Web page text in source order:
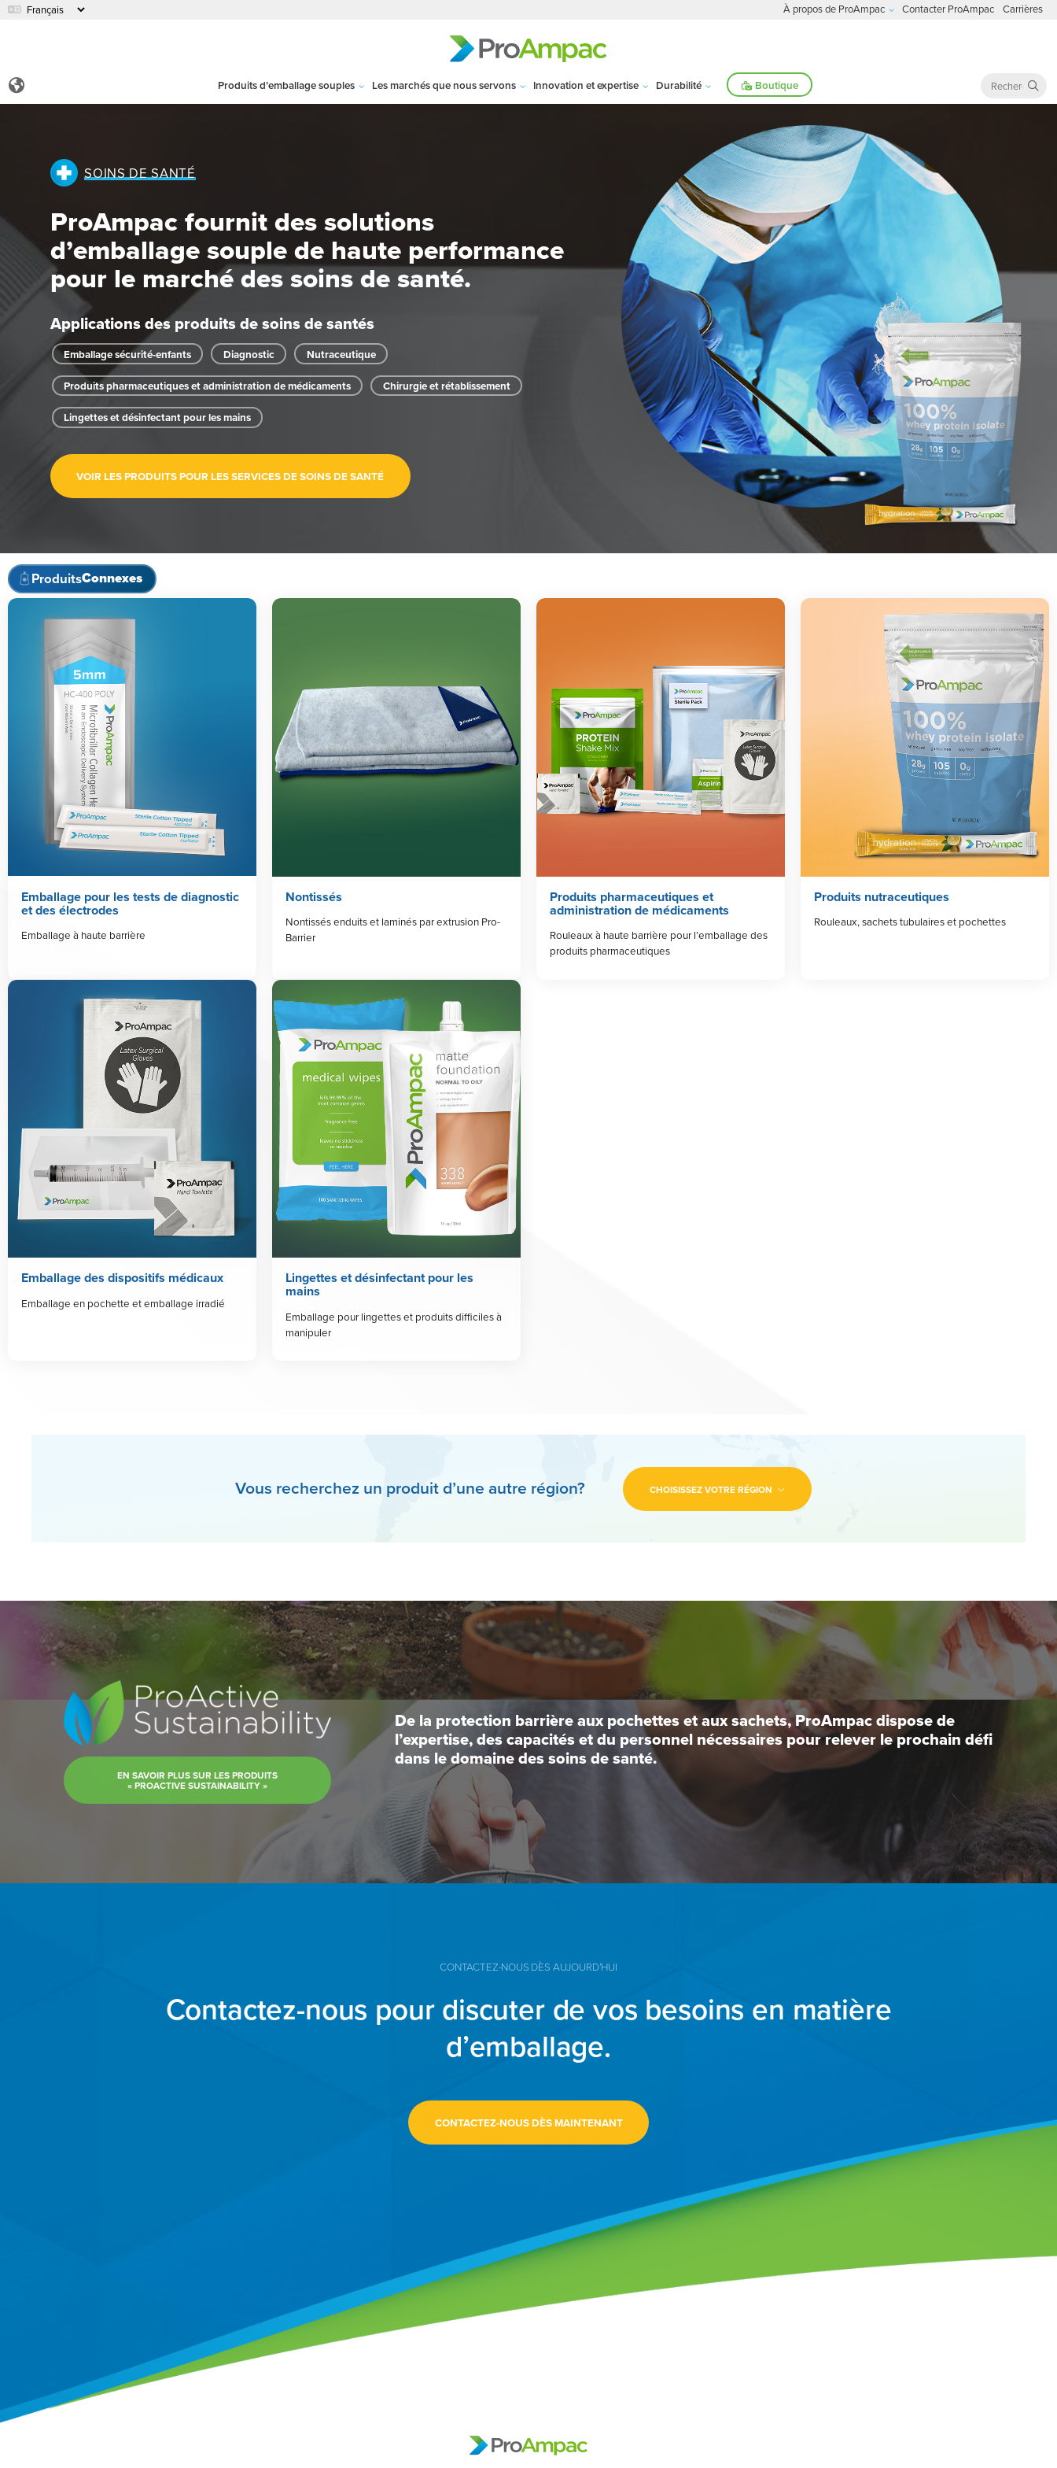
Produits d’emballage souples Les marchés que nous servons Innovation et expertise Durabilité Boutique
À propos de ProAmpac Contacter ProAmpac Carrières
SOINS DE SANTÉ
ProAmpac fournit des solutions
d’emballage souple de haute performance
pour le marché des soins de santé.
Applications des produits de soins de santés
Emballage sécurité-enfants Diagnostic Nutraceutique
Produits pharmaceutiques et administration de médicaments Chirurgie et rétablissement
Lingettes et désinfectant pour les mains
VOIR LES PRODUITS POUR LES SERVICES DE SOINS DE SANTÉ
ProduitsConnexes
Emballage pour les tests de diagnostic
et des électrodes
Emballage à haute barrière
Nontissés
Nontissés enduits et laminés par extrusion Pro-
Barrier
Produits pharmaceutiques et
administration de médicaments
Rouleaux à haute barrière pour l’emballage des
produits pharmaceutiques
Produits nutraceutiques
Rouleaux, sachets tubulaires et pochettes
Emballage des dispositifs médicaux
Emballage en pochette et emballage irradié
Lingettes et désinfectant pour les
mains
Emballage pour lingettes et produits difficiles à
manipuler
Vous recherchez un produit d’une autre région? CHOISISSEZ VOTRE RÉGION
EN SAVOIR PLUS SUR LES PRODUITS
« PROACTIVE SUSTAINABILITY »
De la protection barrière aux pochettes et aux sachets, ProAmpac dispose de
l’expertise, des capacités et du personnel nécessaires pour relever le prochain défi
dans le domaine des soins de santé.
CONTACTEZ-NOUS DÈS AUJOURD’HUI
Contactez-nous pour discuter de vos besoins en matière
d’emballage.
CONTACTEZ-NOUS DÈS MAINTENANT